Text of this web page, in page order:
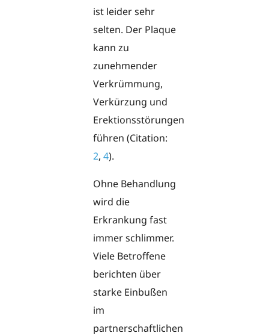
ist leider sehr
selten. Der Plaque
kann zu
zunehmender
Verkrümmung,
Verkürzung und
Erektionsstörungen
führen (Citation:
2, 4).
Ohne Behandlung
wird die
Erkrankung fast
immer schlimmer.
Viele Betroffene
berichten über
starke Einbußen
im
partnerschaftlichen